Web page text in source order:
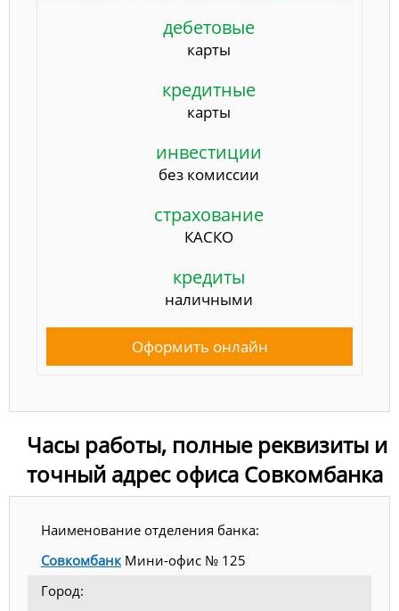
дебетовые
карты
кредитные
карты
инвестиции
без комиссии
страхование
КАСКО
кредиты
наличными
Оформить онлайн
Часы работы, полные реквизиты и
точный адрес офиса Совкомбанка
Наименование отделения банка:
СовкомбанкМини-офис № 125
Город: